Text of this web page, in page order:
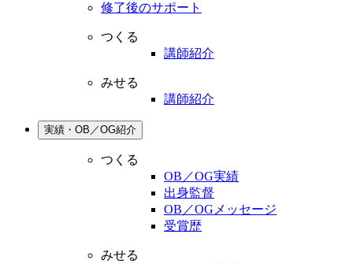
修了後のサポート
つくる
講師紹介
みせる
講師紹介
実績・OB／OG紹介
つくる
OB／OG実績
出身監督
OB／OGメッセージ
受賞歴
みせる